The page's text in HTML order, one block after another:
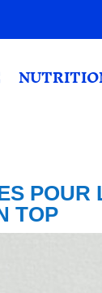
POUR
TOP